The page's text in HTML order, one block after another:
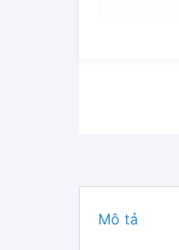
Mô tả